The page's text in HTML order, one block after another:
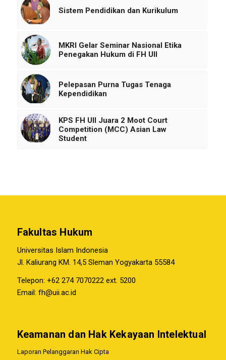
Sistem Pendidikan dan Kurikulum
MKRI Gelar Seminar Nasional Etika
Penegakan Hukum di FH UII
Pelepasan Purna Tugas Tenaga
Kependidikan
KPS FH UII Juara 2 Moot Court
Competition (MCC) Asian Law
Student
Fakultas Hukum
Universitas Islam Indonesia
Jl. Kaliurang KM. 14,5 Sleman Yogyakarta 55584
Telepon: +62 274 7070222 ext. 5200
Email: fh@uii.ac.id
Keamanan dan Hak Kekayaan Intelektual
Laporan Pelanggaran Hak Cipta